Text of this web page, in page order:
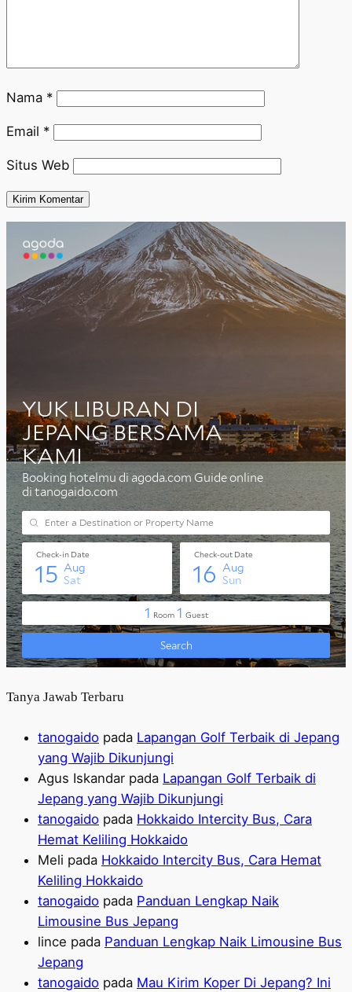
Nama *
Email *
Situs Web
Tanya Jawab Terbaru
tanogaido pada Lapangan Golf Terbaik di Jepang
yang Wajib Dikunjungi
Agus Iskandar pada Lapangan Golf Terbaik di
Jepang yang Wajib Dikunjungi
tanogaido pada Hokkaido Intercity Bus, Cara
Hemat Keliling Hokkaido
Meli pada Hokkaido Intercity Bus, Cara Hemat
Keliling Hokkaido
tanogaido pada Panduan Lengkap Naik
Limousine Bus Jepang
lince pada Panduan Lengkap Naik Limousine Bus
Jepang
tanogaido pada Mau Kirim Koper Di Jepang? Ini